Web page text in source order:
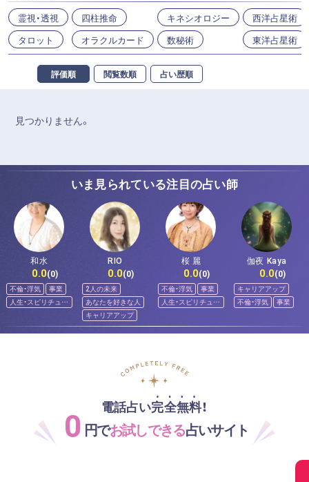
霊視・透視
タロット
四柱推命
オラクルカード
キネシオロジー
数秘術
西洋占星術
東洋占星術
評価順 閲覧数順 占い歴順
見つかりません。
いま見られている注目の占い師
和水
0.0(0)
不倫・浮気
事業
人生・スピリチュア
ル
RIO
0.0(0)
2人の未来
あなたを好きな人
キャリアアップ
桜 麗
0.0(0)
不倫・浮気
事業
人生・スピリチュア
ル
伽夜 Kaya
0.0(0)
キャリアアップ
不倫・浮気
事業
電話占い完全無料！
0 円でお試しできる占いサイト